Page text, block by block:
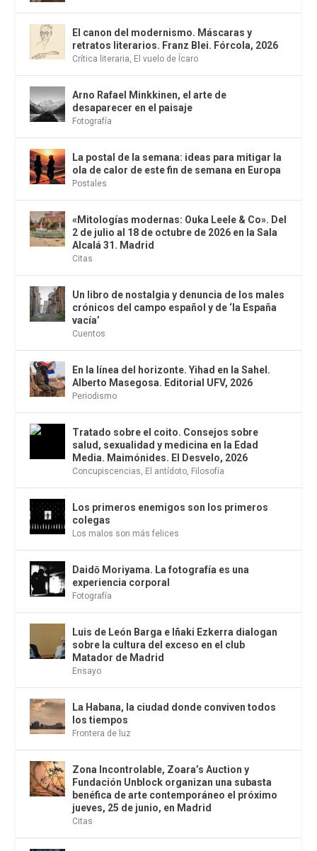
El canon del modernismo. Máscaras y
retratos literarios. Franz Blei. Fórcola, 2026
Crítica literaria, El vuelo de Ícaro
Arno Rafael Minkkinen, el arte de
desaparecer en el paisaje
Fotografía
La postal de la semana: ideas para mitigar la
ola de calor de este fin de semana en Europa
Postales
«Mitologías modernas: Ouka Leele & Co». Del
2 de julio al 18 de octubre de 2026 en la Sala
Alcalá 31. Madrid
Citas
Un libro de nostalgia y denuncia de los males
crónicos del campo español y de ‘la España
vacía’
Cuentos
En la línea del horizonte. Yihad en la Sahel.
Alberto Masegosa. Editorial UFV, 2026
Periodismo
Tratado sobre el coito. Consejos sobre
salud, sexualidad y medicina en la Edad
Media. Maimónides. El Desvelo, 2026
Concupiscencias, El antídoto, Filosofía
Los primeros enemigos son los primeros
colegas
Los malos son más felices
Daidō Moriyama. La fotografía es una
experiencia corporal
Fotografía
Luis de León Barga e Iñaki Ezkerra dialogan
sobre la cultura del exceso en el club
Matador de Madrid
Ensayo
La Habana, la ciudad donde conviven todos
los tiempos
Frontera de luz
Zona Incontrolable, Zoara’s Auction y
Fundación Unblock organizan una subasta
benéfica de arte contemporáneo el próximo
jueves, 25 de junio, en Madrid
Citas